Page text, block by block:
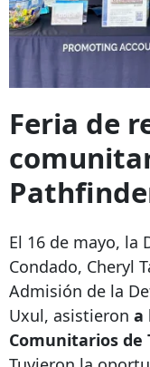
Feria de
El 16 de mayo, la
Condado, Cheryl
Admisión de la
Uxul, asistieron a
Comunitarios